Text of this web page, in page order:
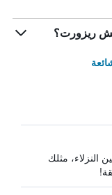
ريزورت؟
النزلاء، مثلك